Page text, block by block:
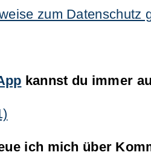
zum Datenschutz
kannst du immer
ich mich über